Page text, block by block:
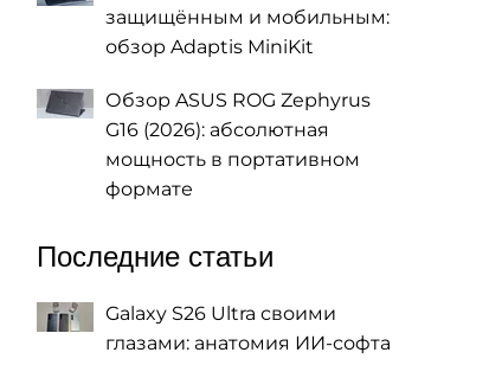
защищённым и мобильным:
обзор Adaptis MiniKit
Обзор ASUS ROG Zephyrus
G16 (2026): абсолютная
мощность в портативном
формате
Последние статьи
Galaxy S26 Ultra своими
глазами: анатомия ИИ-софта